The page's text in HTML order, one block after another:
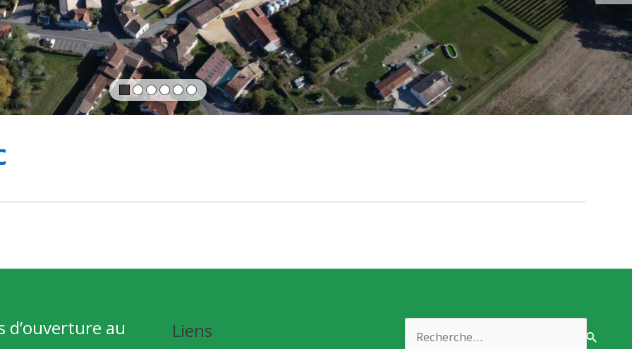
d’ouverture au
Liens